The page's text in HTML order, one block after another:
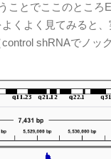
ことでここのとこ
くよく見てみると
shRNAでノッ